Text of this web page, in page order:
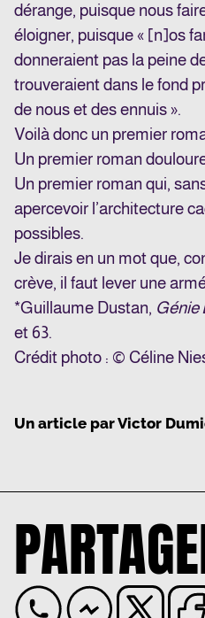
dérange, puisque nous
éloigner, puisque « [n]os
donneraient pas la peine
trouveraient dans le fond
de nous et des ennuis ».
Voilà donc un premier
Un premier roman
Un premier roman qui,
apercevoir l’architecture
possibles.
Je dirais en un mot que,
crève, il faut lever une
*Guillaume Dustan, Génie
et 63.
Crédit photo : © Céline
Un article parVictor